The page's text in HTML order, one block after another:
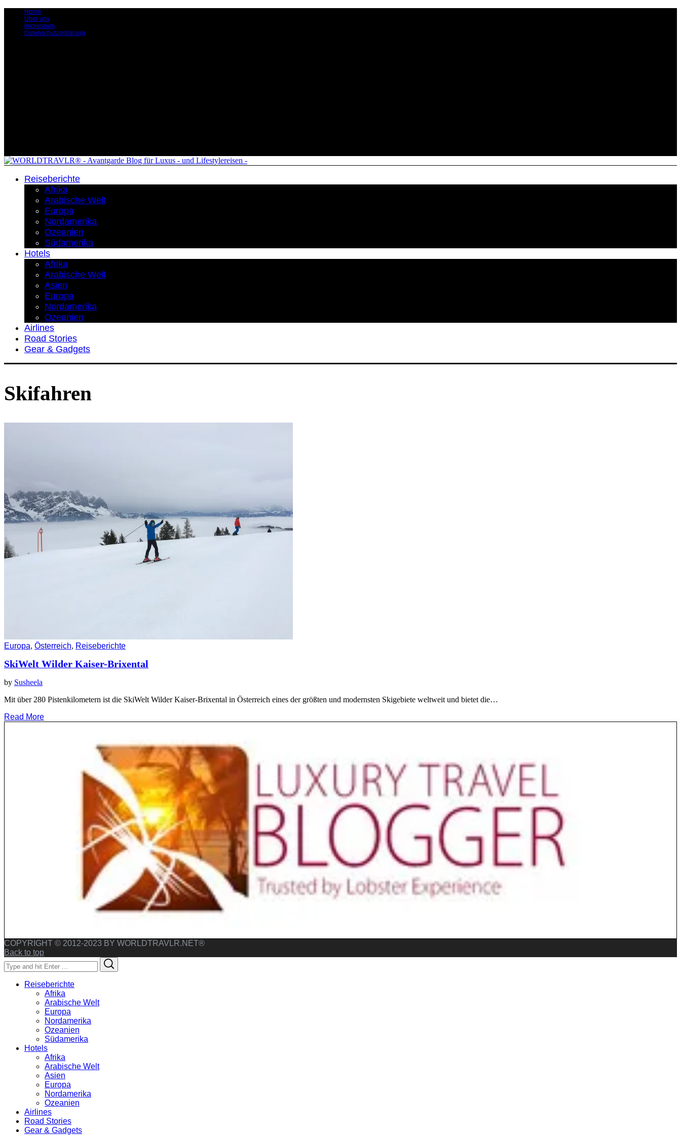
Home
Über uns
Impressum
Datenschutzerklärung
Reiseberichte
Afrika
Arabische Welt
Europa
Nordamerika
Ozeanien
Südamerika
Hotels
Afrika
Arabische Welt
Asien
Europa
Nordamerika
Ozeanien
Airlines
Road Stories
Gear & Gadgets
Skifahren
Europa, Österreich, Reiseberichte
SkiWelt Wilder Kaiser-Brixental
by Susheela
Mit über 280 Pistenkilometern ist die SkiWelt Wilder Kaiser-Brixental in Österreich eines der größten und modernsten Skigebiete weltweit und bietet die…
Read More
COPYRIGHT © 2012-2023 BY WORLDTRAVLR.NET®
Back to top
Search
for:
Reiseberichte
Afrika
Arabische Welt
Europa
Nordamerika
Ozeanien
Südamerika
Hotels
Afrika
Arabische Welt
Asien
Europa
Nordamerika
Ozeanien
Airlines
Road Stories
Gear & Gadgets